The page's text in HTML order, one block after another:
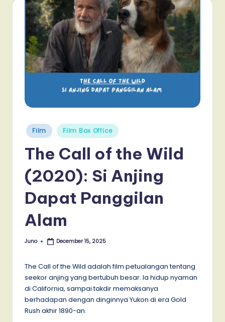
Posted
in
Film Film Box Office
The Call of the Wild
(2020): Si Anjing
Dapat Panggilan
Alam
Posted
Juno December 15, 2025
The Call of the Wild adalah film petualangan tentang
seekor anjing yang bertubuh besar. Ia hidup nyaman
di California, sampai takdir memaksanya
berhadapan dengan dinginnya Yukon di era Gold
Rush akhir 1890-an.